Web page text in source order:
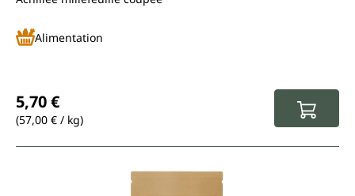
Alimentation
5,70 €
(57,00 € / kg)